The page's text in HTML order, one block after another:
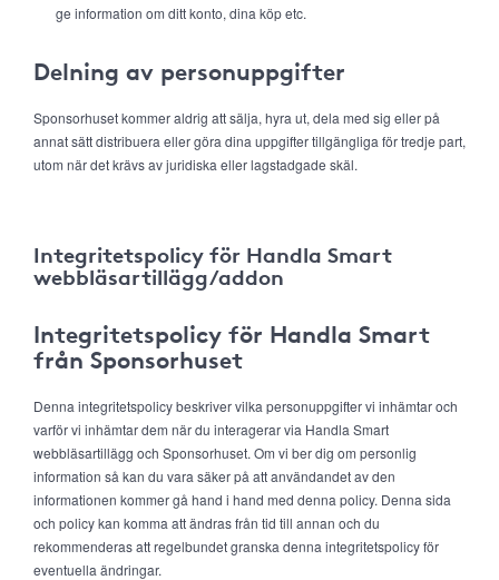
ge information om ditt konto, dina köp etc.
Delning av personuppgifter
Sponsorhuset kommer aldrig att sälja, hyra ut, dela med sig eller på
annat sätt distribuera eller göra dina uppgifter tillgängliga för tredje part,
utom när det krävs av juridiska eller lagstadgade skäl.
Integritetspolicy för Handla Smart
webbläsartillägg/addon
Integritetspolicy för Handla Smart
från Sponsorhuset
Denna integritetspolicy beskriver vilka personuppgifter vi inhämtar och
varför vi inhämtar dem när du interagerar via Handla Smart
webbläsartillägg och Sponsorhuset. Om vi ber dig om personlig
information så kan du vara säker på att användandet av den
informationen kommer gå hand i hand med denna policy. Denna sida
och policy kan komma att ändras från tid till annan och du
rekommenderas att regelbundet granska denna integritetspolicy för
eventuella ändringar.